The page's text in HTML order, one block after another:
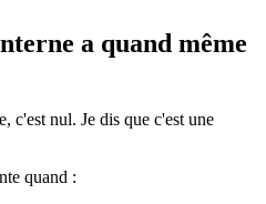
a quand même
c'est nul. Je dis que c'est une
quand :